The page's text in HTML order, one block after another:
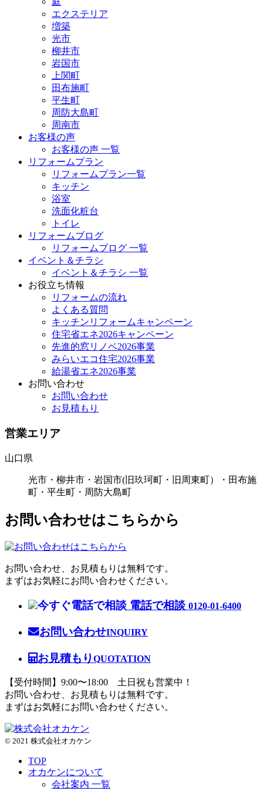
エクステリア
増築
光市
柳井市
岩国市
上関町
田布施町
平生町
周防大島町
周南市
お客様の声
お客様の声 一覧
リフォームプラン
リフォームプラン一覧
キッチン
浴室
洗面化粧台
トイレ
リフォームブログ
リフォームブログ 一覧
イベント＆チラシ
イベント＆チラシ 一覧
お役立ち情報
リフォームの流れ
よくある質問
キッチンリフォームキャンペーン
住宅省エネ2026キャンペーン
先進的窓リノベ2026事業
みらいエコ住宅2026事業
給湯省エネ2026事業
お問い合わせ
お問い合わせ
お見積もり
営業エリア
山口県
光市・柳井市・岩国市(旧玖珂町・旧周東町）・田布施
町・平生町・周防大島町
お問い合わせはこちらから
お問い合わせ、お見積もりは無料です。
まずはお気軽にお問い合わせください。
電話で相談 0120-01-6400
お問い合わせINQUIRY
お見積もり QUOTATION
【受付時間】9:00〜18:00 土日祝も営業中！
お問い合わせ、お見積もりは無料です。
まずはお気軽にお問い合わせください。
© 2021 株式会社オカケン
TOP
オカケンについて
会社案内 一覧